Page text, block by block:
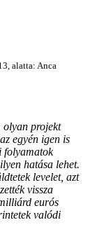
alatta: Anca
projekt
egyén igen is
folyamatok
hatása lehet.
levelet, azt
vissza
eurós
valódi